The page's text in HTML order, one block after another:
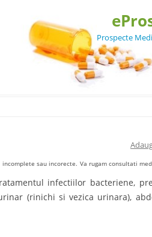
Prospecte
sau incorecte. Va rugam consultati
infectiilor bacteriene,
(rinichi si vezica urinara),